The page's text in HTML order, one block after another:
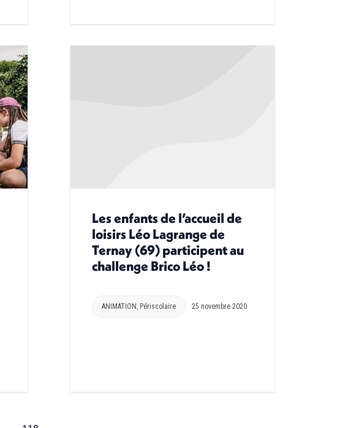
Les enfants de l’accueil de
loisirs Léo Lagrange de
Ternay (69) participent au
challenge Brico Léo !
ANIMATION, Périscolaire 25 novembre 2020